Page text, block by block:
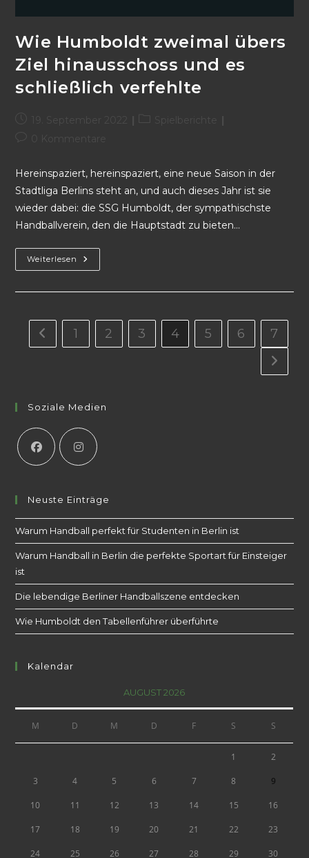
Wie Humboldt zweimal übers
Ziel hinausschoss und es
schließlich verfehlte
19. September 2022
Spielberichte
0 Kommentare
Hereinspaziert, hereinspaziert, eine neue Saison in der
Stadtliga Berlins steht an, und auch dieses Jahr ist sie
wieder dabei: die SSG Humboldt, der sympathischste
Handballverein, den die Hauptstadt zu bieten…
Weiterlesen
1 2 3 4 5 6 7
Soziale Medien
Neuste Einträge
Warum Handball perfekt für Studenten in Berlin ist
Warum Handball in Berlin die perfekte Sportart für Einsteiger
ist
Die lebendige Berliner Handballszene entdecken
Wie Humboldt den Tabellenführer überführte
Kalendar
AUGUST 2026
M D M D F S S
1 2
3 4 5 6 7 8 9
10 11 12 13 14 15 16
17 18 19 20 21 22 23
24 25 26 27 28 29 30